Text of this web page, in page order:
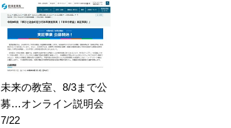
未来の教室、8/3まで公
募…オンライン説明会
7/22